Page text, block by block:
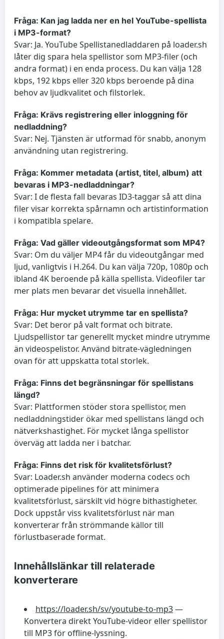
Fråga: Kan jag ladda ner en hel YouTube-spellista
i MP3-format?
Svar: Ja. YouTube Spellistanedladdaren på loader.sh
låter dig spara hela spellistor som MP3-filer (och
andra format) i en enda process. Du kan välja 128
kbps, 192 kbps eller 320 kbps beroende på dina
behov av ljudkvalitet och filstorlek.
Fråga: Krävs registrering eller inloggning för
nedladdning?
Svar: Nej. Tjänsten är utformad för snabb, anonym
användning utan registrering.
Fråga: Kommer metadata (artist, titel, album) att
bevaras i MP3-nedladdningar?
Svar: I de flesta fall bevaras ID3-taggar så att dina
filer visar korrekta spårnamn och artistinformation
i kompatibla spelare.
Fråga: Vad gäller videoutgångsformat som MP4?
Svar: Om du väljer MP4 får du videoutgångar med
ljud, vanligtvis i H.264. Du kan välja 720p, 1080p och
ibland 4K beroende på källa spellista. Videofiler tar
mer plats men bevarar det visuella innehållet.
Fråga: Hur mycket utrymme tar en spellista?
Svar: Det beror på valt format och bitrate.
Ljudspellistor tar generellt mycket mindre utrymme
än videospelistor. Använd bitrate‑vägledningen
ovan för att uppskatta total storlek.
Fråga: Finns det begränsningar för spellistans
längd?
Svar: Plattformen stöder stora spellistor, men
nedladdningstider ökar med spellistans längd och
nätverkshastighet. För mycket långa spellistor
överväg att ladda ner i batchar.
Fråga: Finns det risk för kvalitetsförlust?
Svar: Loader.sh använder moderna codecs och
optimerade pipelines för att minimera
kvalitetsförlust, särskilt vid högre bithastigheter.
Dock uppstår viss kvalitetsförlust när man
konverterar från strömmande källor till
förlustbaserade format.
Innehållslänkar till relaterade
konverterare
https://loader.sh/sv/youtube-to-mp3—
Konvertera direkt YouTube-videor eller spellistor
till MP3 för offline-lyssning.